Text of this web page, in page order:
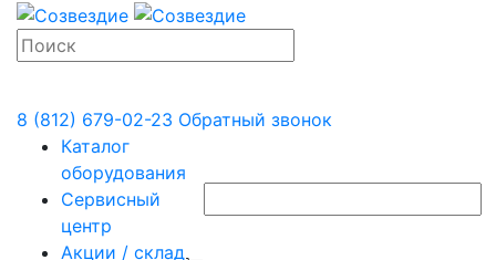
8 (812) 679-02-23 Обратный звонок
Каталог
оборудования
Сервисный
центр
Акции / склад